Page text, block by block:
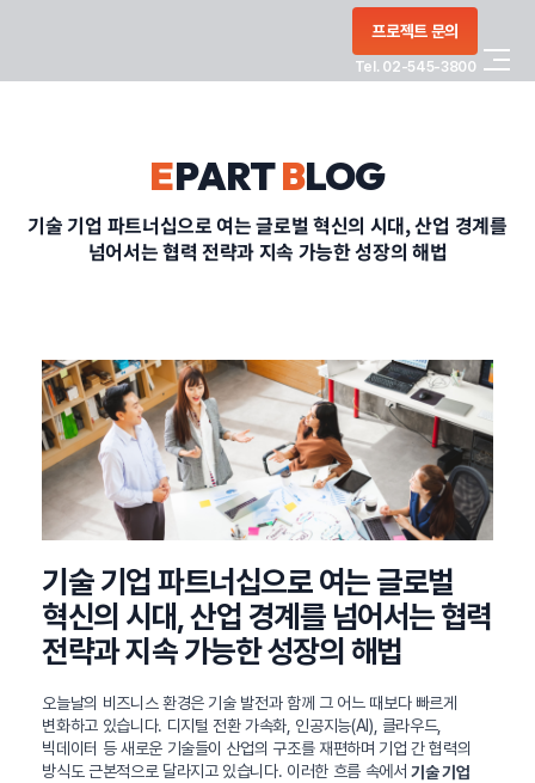
프로젝트 문의
Tel. 02-545-3800
PORTFOLIO
CONTACT
정부지원사업
EPARTBLOG
기술 기업 파트너십으로 여는 글로벌 혁신의 시대, 산업 경계를
넘어서는 협력 전략과 지속 가능한 성장의 해법
기술 기업 파트너십으로 여는 글로벌
혁신의 시대, 산업 경계를 넘어서는 협력
전략과 지속 가능한 성장의 해법
오늘날의 비즈니스 환경은 기술 발전과 함께 그 어느 때보다 빠르게
변화하고 있습니다. 디지털 전환 가속화, 인공지능(AI), 클라우드,
빅데이터 등 새로운 기술들이 산업의 구조를 재편하며 기업 간 협력의
방식도 근본적으로 달라지고 있습니다. 이러한 흐름 속에서기술 기업